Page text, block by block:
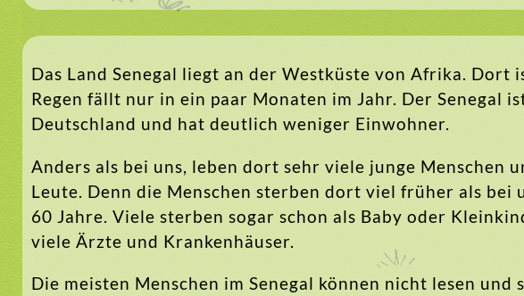
Das Land Senegal liegt an der Westküste von Afrika. Dort
Regen fällt nur in ein paar Monaten im Jahr. Der Senegal
Deutschland und hat deutlich weniger Einwohner.
Anders als bei uns, leben dort sehr viele junge Menschen
Leute. Denn die Menschen sterben dort viel früher als bei
60 Jahre. Viele sterben sogar schon als Baby oder
viele Ärzte und Krankenhäuser.
Die meisten Menschen im Senegal können nicht lesen und